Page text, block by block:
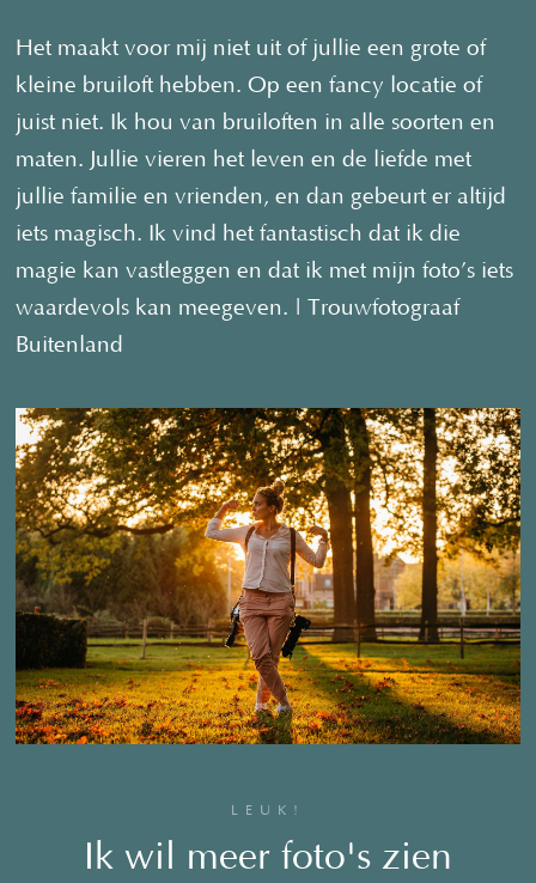
Het maakt voor mij niet uit of jullie een grote of
kleine bruiloft hebben. Op een fancy locatie of
juist niet. Ik hou van bruiloften in alle soorten en
maten. Jullie vieren het leven en de liefde met
jullie familie en vrienden, en dan gebeurt er altijd
iets magisch. Ik vind het fantastisch dat ik die
magie kan vastleggen en dat ik met mijn foto’s iets
waardevols kan meegeven. | Trouwfotograaf
Buitenland
LEUK!
Ik wil meer foto's zien